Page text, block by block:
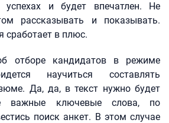
успехах и будет впечатлен. Не
рассказывать и показывать.
сработает в плюс.
отборе кандидатов в режиме
научиться составлять
Да, да, в текст нужно будет
важные ключевые слова, по
поиск анкет. В этом случае